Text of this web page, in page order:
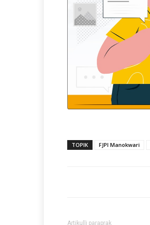
TOPIK FJPI Manokwari
Artikulli paraprak